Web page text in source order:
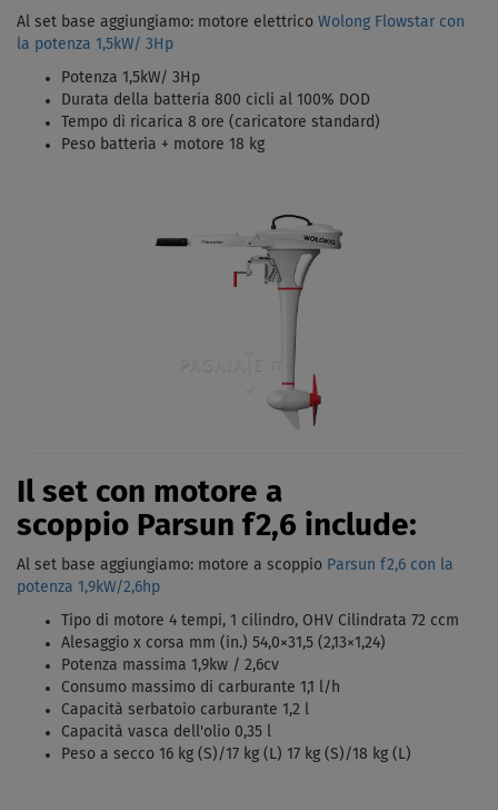
Al set base aggiungiamo: motore elettrico Wolong Flowstar con
la potenza 1,5kW/ 3Hp
Potenza 1,5kW/ 3Hp
Durata della batteria 800 cicli al 100% DOD
Tempo di ricarica 8 ore (caricatore standard)
Peso batteria + motore 18 kg
Il set con motore a
scoppio Parsun f2,6 include:
Al set base aggiungiamo: motore a scoppio Parsun f2,6 con la
potenza 1,9kW/2,6hp
Tipo di motore 4 tempi, 1 cilindro, OHV Cilindrata 72 ccm
Alesaggio x corsa mm (in.) 54,0×31,5 (2,13×1,24)
Potenza massima 1,9kw / 2,6cv
Consumo massimo di carburante 1,1 l/h
Capacità serbatoio carburante 1,2 l
Capacità vasca dell'olio 0,35 l
Peso a secco 16 kg (S)/17 kg (L) 17 kg (S)/18 kg (L)